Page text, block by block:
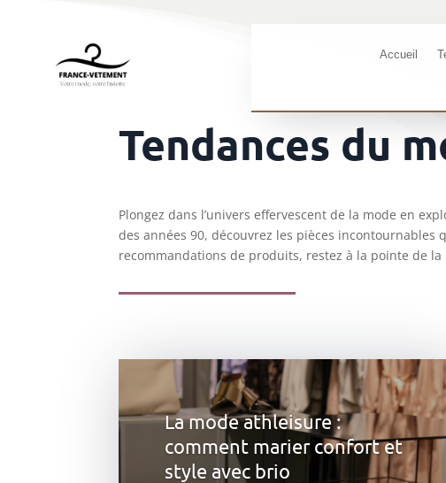
Accueil
Tendances du
Plongez dans l’univers effervescent de la mode en
des années 90, découvrez les pièces
recommandations de produits, restez à la pointe de
La mode athleisure :
comment marier confort et
style avec brio